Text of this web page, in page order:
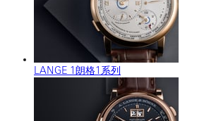
LANGE 1朗格1系列